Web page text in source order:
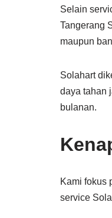
Selain
Tangerang
maupun
Solahart
daya tahan
bulanan.
Kami fokus
service